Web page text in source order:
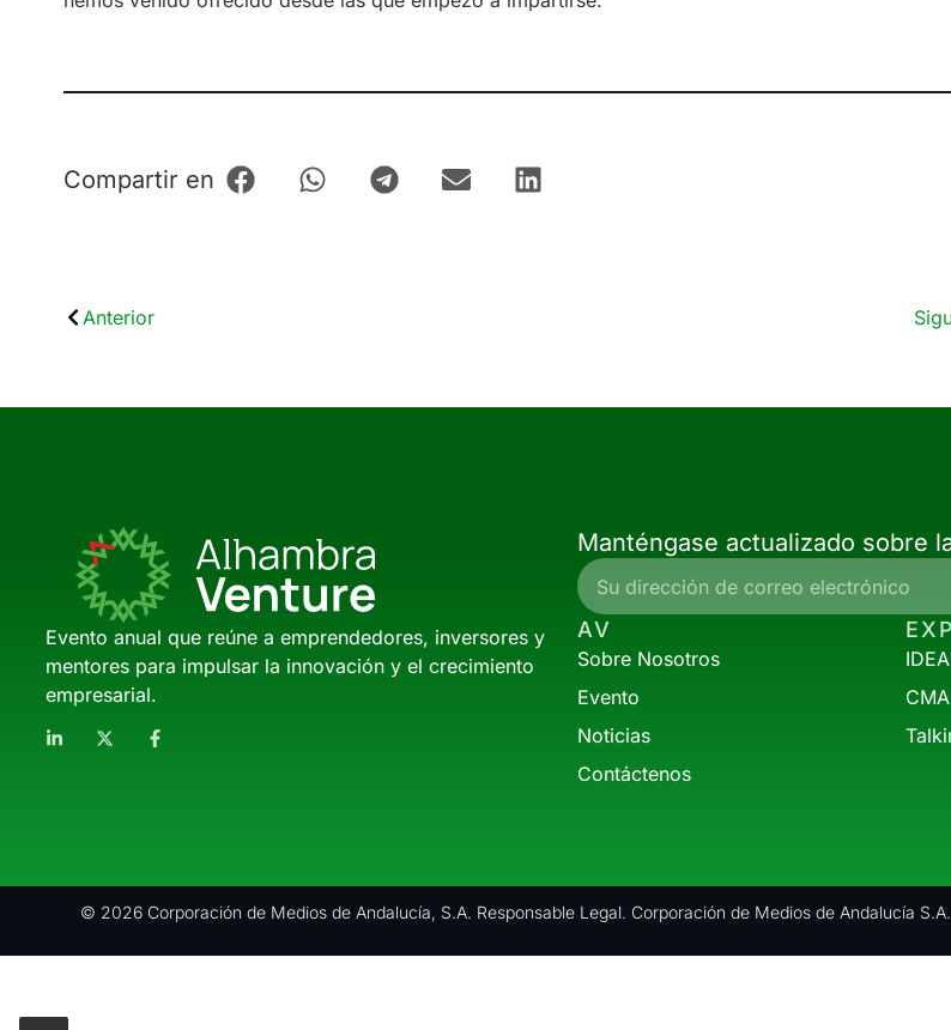
Compartir en
Anterior
Evento anual que reúne a emprendedores, inversores y
mentores para impulsar la innovación y el crecimiento
empresarial.
Manténgase actualizado sobre
AV
Sobre Nosotros
Evento
Noticias
Contáctenos
© 2026 Corporación de Medios de Andalucía, S.A. Responsable Legal. Corporación de Medios de Andalucía S.A.